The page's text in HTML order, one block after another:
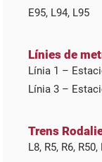
E95, L94, L95
Línies de
Línia 1 –
Línia 3 –
Trens
L8, R5, R6,